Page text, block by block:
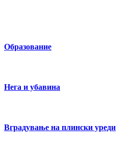
Образование
Нега и убавина
Вградување на плински уреди